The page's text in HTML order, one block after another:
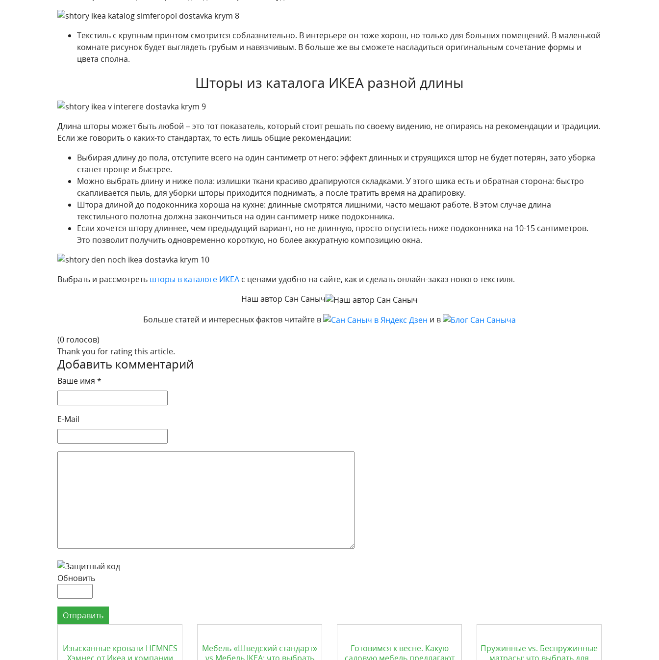
Текстиль с крупным принтом смотрится соблазнительно. В интерьере он тоже хорош, но только для больших помещений. В маленькой
комнате рисунок будет выглядеть грубым и навязчивым. В больше же вы сможете насладиться оригинальным сочетание формы и
цвета сполна.
Шторы из каталога ИКЕА разной длины
Длина шторы может быть любой – это тот показатель, который стоит решать по своему видению, не опираясь на рекомендации и традиции.
Если же говорить о каких-то стандартах, то есть лишь общие рекомендации:
Выбирая длину до пола, отступите всего на один сантиметр от него: эффект длинных и струящихся штор не будет потерян, зато уборка
станет проще и быстрее.
Можно выбрать длину и ниже пола: излишки ткани красиво драпируются складками. У этого шика есть и обратная сторона: быстро
скапливается пыль, для уборки шторы приходится поднимать, а после тратить время на драпировку.
Штора длиной до подоконника хороша на кухне: длинные смотрятся лишними, часто мешают работе. В этом случае длина
текстильного полотна должна закончиться на один сантиметр ниже подоконника.
Если хочется штору длиннее, чем предыдущий вариант, но не длинную, просто опуститесь ниже подоконника на 10-15 сантиметров.
Это позволит получить одновременно короткую, но более аккуратную композицию окна.
Выбрать и рассмотреть шторы в каталоге ИКЕА с ценами удобно на сайте, как и сделать онлайн-заказ нового текстиля.
Наш автор Сан Саныч
Больше статей и интересных фактов читайте в
и в
(0 голосов)
Thank you for rating this article.
Добавить комментарий
Ваше имя *
E-Mail
Обновить
Отправить
Изысканные кровати HEMNES
Мебель «Шведский стандарт»
Готовимся к весне. Какую
Пружинные vs. Беспружинные